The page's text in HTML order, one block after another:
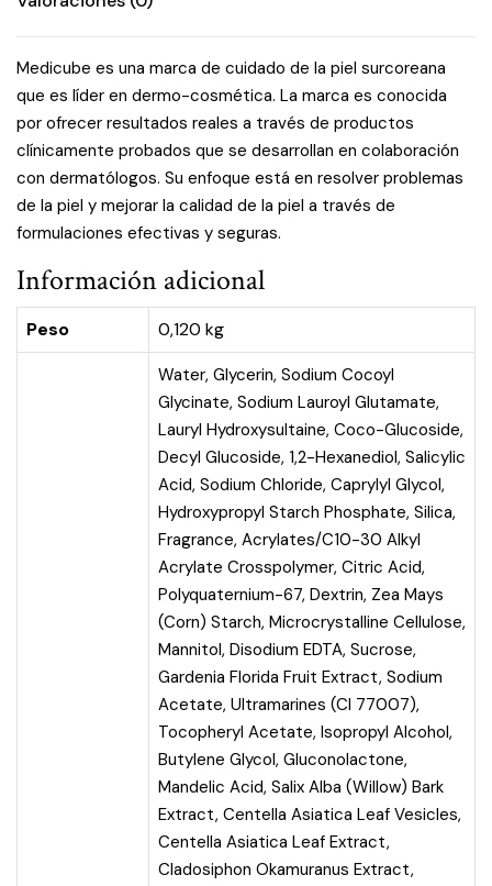
Medicube es una marca de cuidado de la piel surcoreana
que es líder en dermo-cosmética. La marca es conocida
por ofrecer resultados reales a través de productos
clínicamente probados que se desarrollan en colaboración
con dermatólogos. Su enfoque está en resolver problemas
de la piel y mejorar la calidad de la piel a través de
formulaciones efectivas y seguras.
Información adicional
Peso 0,120 kg
Water, Glycerin, Sodium Cocoyl
Glycinate, Sodium Lauroyl Glutamate,
Lauryl Hydroxysultaine, Coco-Glucoside,
Decyl Glucoside, 1,2-Hexanediol, Salicylic
Acid, Sodium Chloride, Caprylyl Glycol,
Hydroxypropyl Starch Phosphate, Silica,
Fragrance, Acrylates/C10-30 Alkyl
Acrylate Crosspolymer, Citric Acid,
Polyquaternium-67, Dextrin, Zea Mays
(Corn) Starch, Microcrystalline Cellulose,
Mannitol, Disodium EDTA, Sucrose,
Gardenia Florida Fruit Extract, Sodium
Acetate, Ultramarines (CI 77007),
Tocopheryl Acetate, Isopropyl Alcohol,
Butylene Glycol, Gluconolactone,
Mandelic Acid, Salix Alba (Willow) Bark
Extract, Centella Asiatica Leaf Vesicles,
Centella Asiatica Leaf Extract,
Cladosiphon Okamuranus Extract,